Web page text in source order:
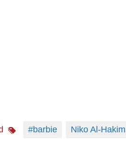
#barbie Niko Al-Hakim